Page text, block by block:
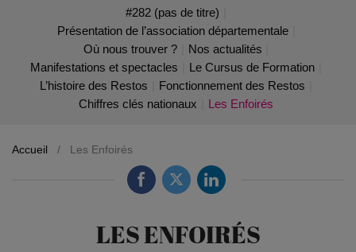
#282 (pas de titre)
Présentation de l’association départementale
Où nous trouver ?
Nos actualités
Manifestations et spectacles
Le Cursus de Formation
L’histoire des Restos
Fonctionnement des Restos
Chiffres clés nationaux
Les Enfoirés
Accueil / Les Enfoirés
LES ENFOIRÉS